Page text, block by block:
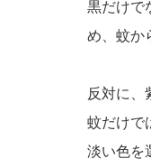
黒だけで
め、蚊か
反対に、
蚊だけで
淡い色を